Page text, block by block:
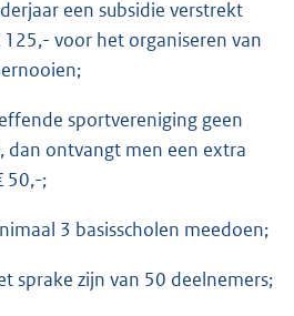
een subsidie verstrekt
voor het organiseren van
sportvereniging geen
dan ontvangt men een extra
50,-;
3 basisscholen meedoen;
sprake zijn van 50 deelnemers;